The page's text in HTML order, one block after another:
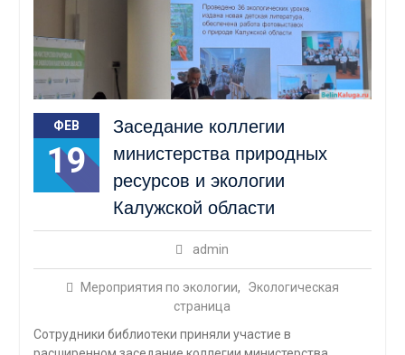
ФЕВ
19
Заседание коллегии
министерства природных
ресурсов и экологии
Калужской области
admin
Мероприятия по экологии,
Экологическая
страница
Сотрудники библиотеки приняли участие в